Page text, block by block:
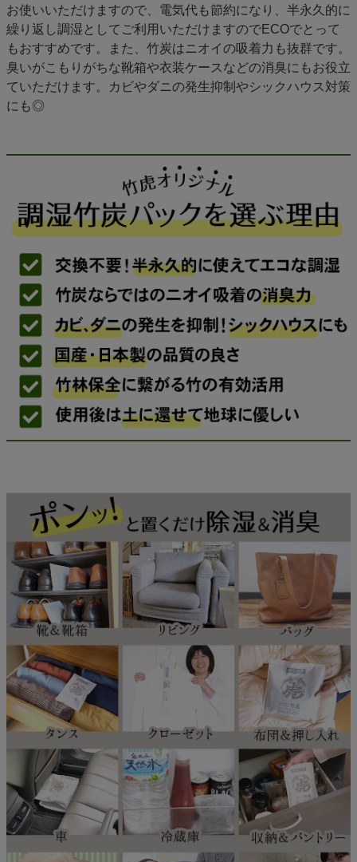
お使いいただけますので、電気代も節約になり、半永久的に
繰り返し調湿としてご利用いただけますのでECOでとって
もおすすめです。また、竹炭はニオイの吸着力も抜群です。
臭いがこもりがちな靴箱や衣装ケースなどの消臭にもお役立
ていただけます。カビやダニの発生抑制やシックハウス対策
にも◎